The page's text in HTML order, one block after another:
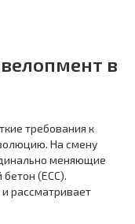
в
требования к
На смену
меняющие
(ECC).
и рассматривает